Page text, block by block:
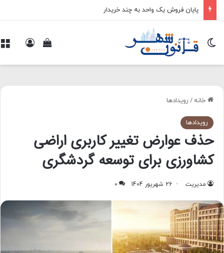
پایان فروش یک واحد به چند خریدار
مشاهده تغییر پوسته
خانه / رویدادها
رویدادها
حذف عوارض تغییر کاربری اراضی
کشاورزی برای توسعه گردشگری
مدیریت 26 شهریور 1404 0